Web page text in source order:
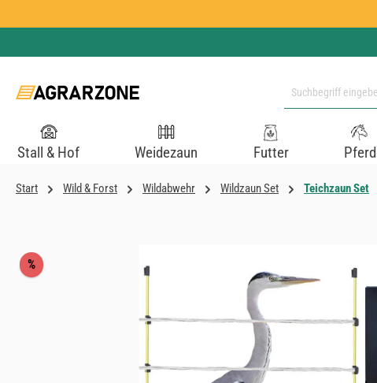
Stall & Hof Weidezaun Futter Pferd
Start Wild & Forst Wildabwehr Wildzaun Set Teichzaun Set
Bildergalerie überspringen
%Rabatt